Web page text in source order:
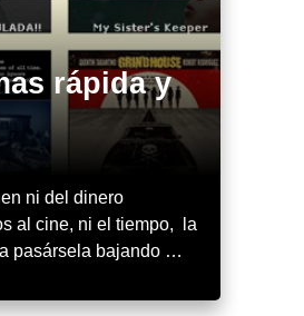
rápida y
ni del dinero
al cine, ni el tiempo, la
pasársela bajando …